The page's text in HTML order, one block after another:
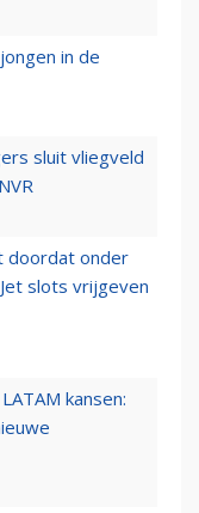
in de
sluit vliegveld
doordat onder
slots vrijgeven
kansen: